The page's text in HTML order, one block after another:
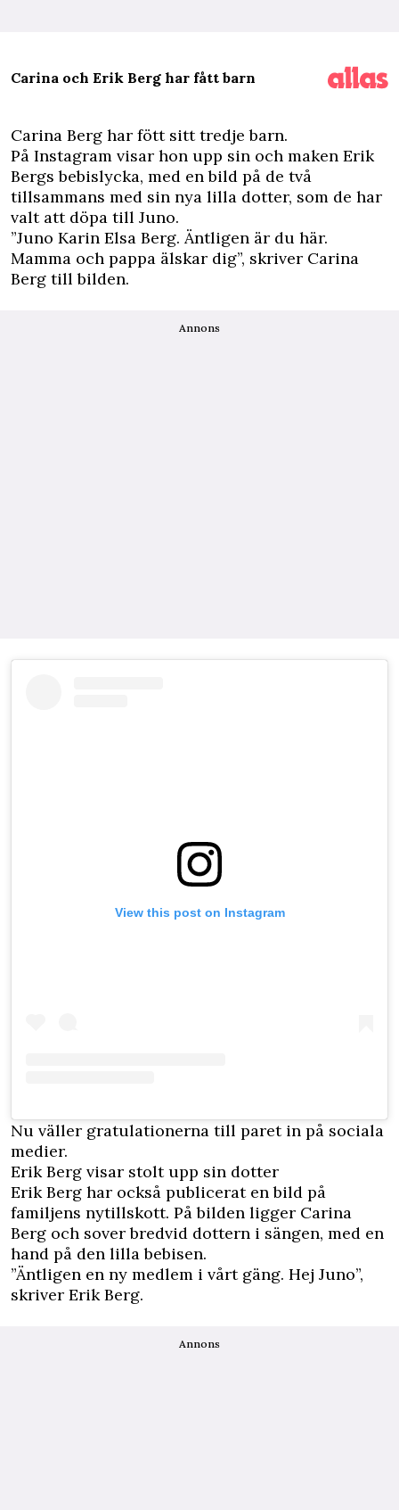
Carina och Erik Berg har fått barn
Carina Berg har fött sitt tredje barn.
På Instagram visar hon upp sin och maken Erik
Bergs bebislycka, med en bild på de två
tillsammans med sin nya lilla dotter, som de har
valt att döpa till Juno.
”Juno Karin Elsa Berg. Äntligen är du här.
Mamma och pappa älskar dig”, skriver Carina
Berg till bilden.
Annons
View this post on Instagram
Nu väller gratulationerna till paret in på sociala
medier.
Erik Berg visar stolt upp sin dotter
Erik Berg har också publicerat en bild på
familjens nytillskott. På bilden ligger Carina
Berg och sover bredvid dottern i sängen, med en
hand på den lilla bebisen.
”Äntligen en ny medlem i vårt gäng. Hej Juno”,
skriver Erik Berg.
Annons